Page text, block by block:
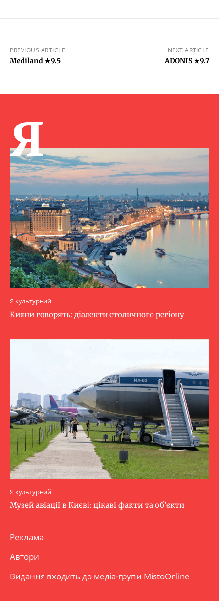
PREVIOUS ARTICLE
Mediland ★9.5
NEXT ARTICLE
ADONIS ★9.7
Я
Я культурний
Кияни говорять: діалекти столичного регіону
Я культурний
Музей авіації в Києві: цікаві факти та об’єкти
Реклама
Автори
Видання входить до медіа-групи MistoOnline